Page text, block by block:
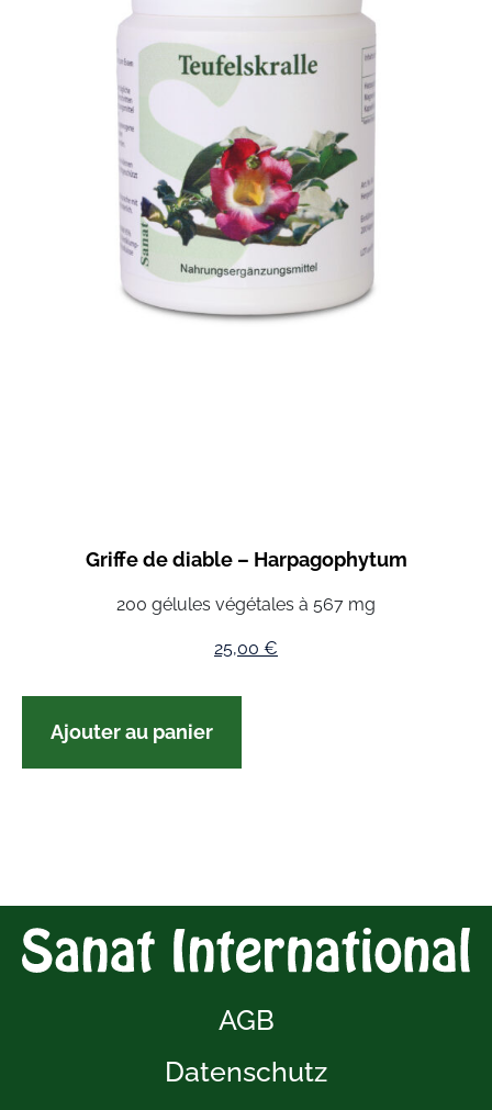
Griffe de diable – Harpagophytum
200 gélules végétales à 567 mg
25,00 €
Ajouter au panier
AGB
Datenschutz